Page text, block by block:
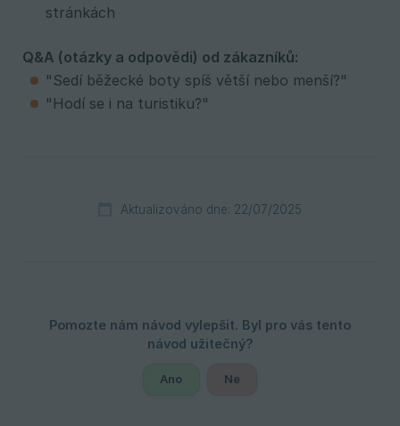
stránkách
Q&A (otázky a odpovědi) od zákazníků:
"Sedí běžecké boty spíš větší nebo menší?"
"Hodí se i na turistiku?"
Aktualizováno dne: 22/07/2025
Ano Ne